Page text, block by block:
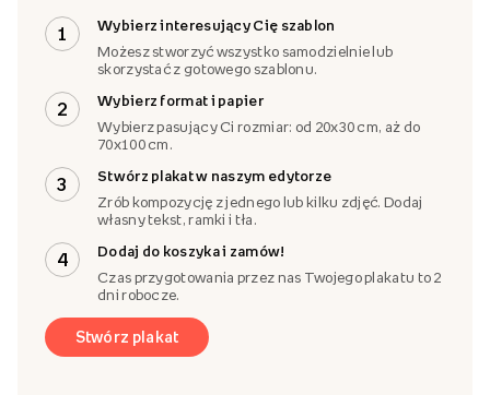
1
Wybierz interesujący Cię szablon
Możesz stworzyć wszystko samodzielnie lub
skorzystać z gotowego szablonu.
2
Wybierz format i papier
Wybierz pasujący Ci rozmiar: od 20x30 cm, aż do
70x100 cm.
3
Stwórz plakat w naszym edytorze
Zrób kompozycję z jednego lub kilku zdjęć. Dodaj
własny tekst, ramki i tła.
4
Dodaj do koszyka i zamów!
Czas przygotowania przez nas Twojego plakatu to 2
dni robocze.
Stwórz plakat